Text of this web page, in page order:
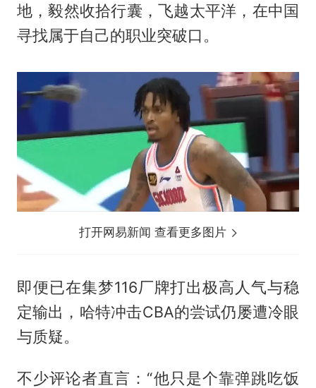
地，毅然收拾行囊，飞越太平洋，在中国
寻找属于自己的职业突破口。
打开网易新闻 查看更多图片
即便已在集梦116厂牌打出极高人气与稳
定输出，哈特冲击CBA的尝试仍屡遭冷眼
与质疑。
不少评论者直言：“他只是个靠弹跳吃饭